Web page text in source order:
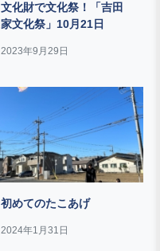
文化財で文化祭！「吉田
家文化祭」10月21日
2023年9月29日
初めてのたこあげ
2024年1月31日